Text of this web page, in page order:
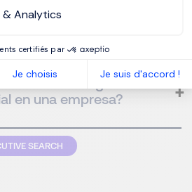
& Analytics
certifiés par
Je choisis Je suis d'accord !
un CEO para
una estrategia de
en una empresa?
SEARCH